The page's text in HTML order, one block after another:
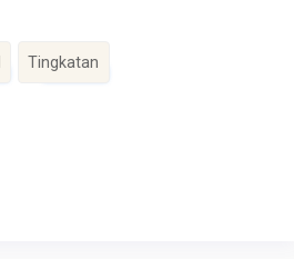
Tingkatan